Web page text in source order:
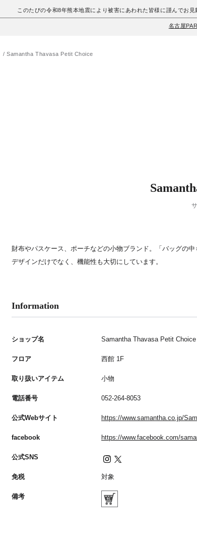
このたびの令和8年熊本地震により被害にあわれた皆様に謹んでお
名古屋
Samantha Thavasa Petit Choice
財布やパスケース、ポーチなどの小物ブランド。「バッグの
デザインだけでなく、機能性も大切にしています。
Information
ショップ名 Samantha Thavasa Petit Choice
フロア 西館 1F
取り扱いアイテム 小物
電話番号 052-264-8053
公式Webサイト https://www.samantha.co.jp/
facebook https://www.facebook.com/
公式SNS
免税 対象
備考